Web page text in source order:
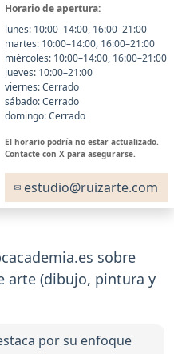
Horario de apertura:
lunes: 10:00–14:00, 16:00–21:00
martes: 10:00–14:00, 16:00–21:00
miércoles: 10:00–14:00, 16:00–21:00
jueves: 10:00–21:00
viernes: Cerrado
sábado: Cerrado
domingo: Cerrado
El horario podría no estar actualizado.
Contacte con X para asegurarse.
estudio@ruizarte.com
sobre
arte (dibujo, pintura y
por su enfoque